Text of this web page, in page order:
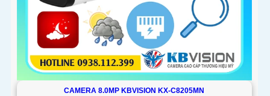
CAMERA 8.0MP KBVISION KX-C8205MN